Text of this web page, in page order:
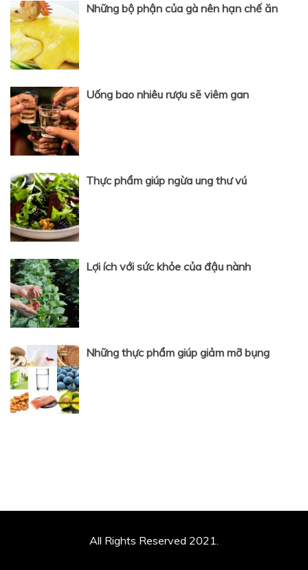
Những bộ phận của gà nên hạn chế ăn
Uống bao nhiêu rượu sẽ viêm gan
Thực phẩm giúp ngừa ung thư vú
Lợi ích với sức khỏe của đậu nành
Những thực phẩm giúp giảm mỡ bụng
All Rights Reserved 2021.